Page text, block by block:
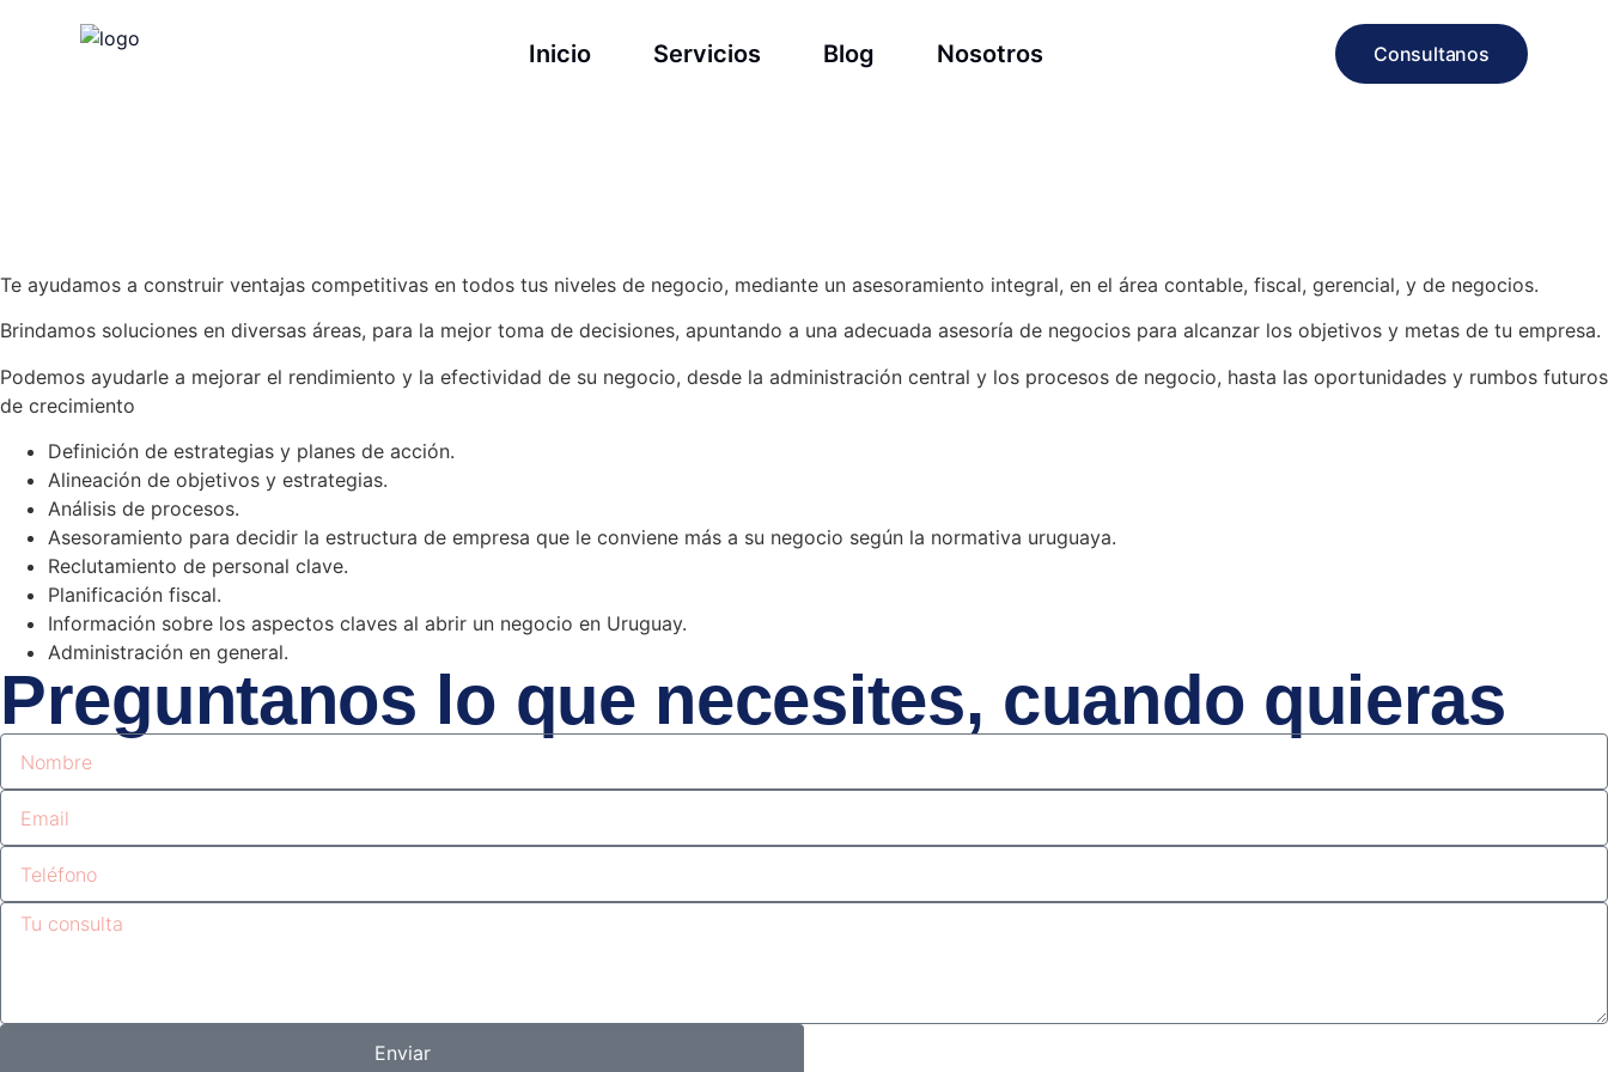
Inicio Servicios Blog Nosotros Consultanos
Te ayudamos a construir ventajas competitivas en todos tus niveles de negocio, mediante un asesoramiento integral, en el área contable, fiscal, gerencial, y de negocios.
Brindamos soluciones en diversas áreas, para la mejor toma de decisiones, apuntando a una adecuada asesoría de negocios para alcanzar los objetivos y metas de tu empresa.
Podemos ayudarle a mejorar el rendimiento y la efectividad de su negocio, desde la administración central y los procesos de negocio, hasta las oportunidades y rumbos futuros
de crecimiento
Definición de estrategias y planes de acción.
Alineación de objetivos y estrategias.
Análisis de procesos.
Asesoramiento para decidir la estructura de empresa que le conviene más a su negocio según la normativa uruguaya.
Reclutamiento de personal clave.
Planificación fiscal.
Información sobre los aspectos claves al abrir un negocio en Uruguay.
Administración en general.
Preguntanos lo que necesites, cuando quieras
Enviar